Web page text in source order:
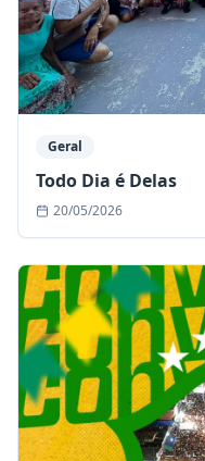
Geral
Todo Dia é Delas
20/05/2026